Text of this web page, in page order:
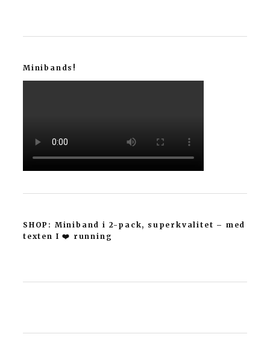
Minibands!
SHOP: Miniband i 2-pack, superkvalitet – med
texten I ❤️ running